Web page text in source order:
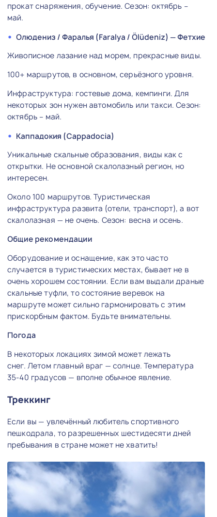
прокат снаряжения, обучение. Сезон: октябрь –
май.
Олюдениз / Фаралья (Faralya / Ölüdeniz) — Фетхие
Живописное лазание над морем, прекрасные виды.
100+ маршрутов, в основном, серьёзного уровня.
Инфраструктура: гостевые дома, кемпинги. Для
некоторых зон нужен автомобиль или такси. Сезон:
октябрь – май.
Каппадокия (Cappadocia)
Уникальные скальные образования, виды как с
открытки. Не основной скалолазный регион, но
интересен.
Около 100 маршрутов. Туристическая
инфраструктура развита (отели, транспорт), а вот
скалолазная — не очень. Сезон: весна и осень.
Общие рекомендации
Оборудование и оснащение, как это часто
случается в туристических местах, бывает не в
очень хорошем состоянии. Если вам выдали драные
скальные туфли, то состояние веревок на
маршруте может сильно гармонировать с этим
прискорбным фактом. Будьте внимательны.
Погода
В некоторых локациях зимой может лежать
снег. Летом главный враг — солнце. Температура
35-40 градусов — вполне обычное явление.
Треккинг
Если вы — увлечённый любитель спортивного
пешкодрала, то разрешенных шестидесяти дней
пребывания в стране может не хватить!